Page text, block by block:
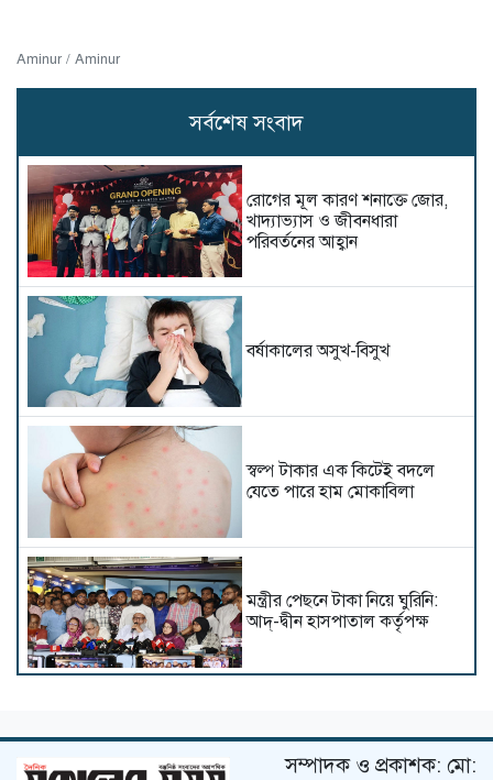
Aminur / Aminur
সর্বশেষ সংবাদ
রোগের মূল কারণ শনাক্তে জোর,
খাদ্যাভ্যাস ও জীবনধারা
পরিবর্তনের আহ্বান
বর্ষাকালের অসুখ-বিসুখ
স্বল্প টাকার এক কিটেই বদলে
যেতে পারে হাম মোকাবিলা
মন্ত্রীর পেছনে টাকা নিয়ে ঘুরিনি:
আদ্-দ্বীন হাসপাতাল কর্তৃপক্ষ
মেডিকেল কলেজ বন্ধ করিনি
সম্পাদক ও প্রকাশক: মো: